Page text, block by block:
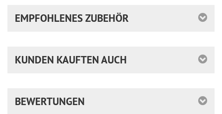
EMPFOHLENES ZUBEHÖR
KUNDEN KAUFTEN AUCH
BEWERTUNGEN